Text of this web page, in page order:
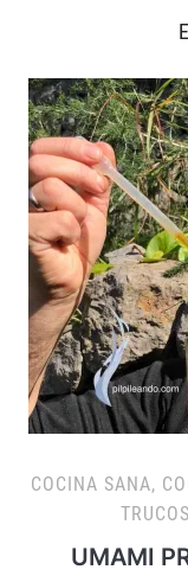
COCINA SANA,
UMAMI